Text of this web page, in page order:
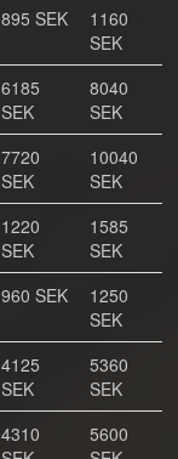
895 SEK
1160
SEK
6185
SEK
8040
SEK
7720
SEK
10040
SEK
1220
SEK
1585
SEK
960 SEK
1250
SEK
4125
SEK
5360
SEK
4310
5600